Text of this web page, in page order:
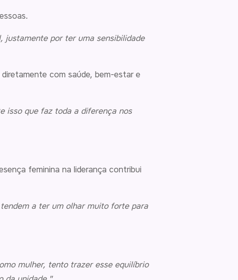
justamente por ter uma sensibilidade
com saúde, bem-estar e
isso que faz toda a diferença nos
feminina na liderança contribui
a ter um olhar muito forte para
mulher, tento trazer esse equilíbrio